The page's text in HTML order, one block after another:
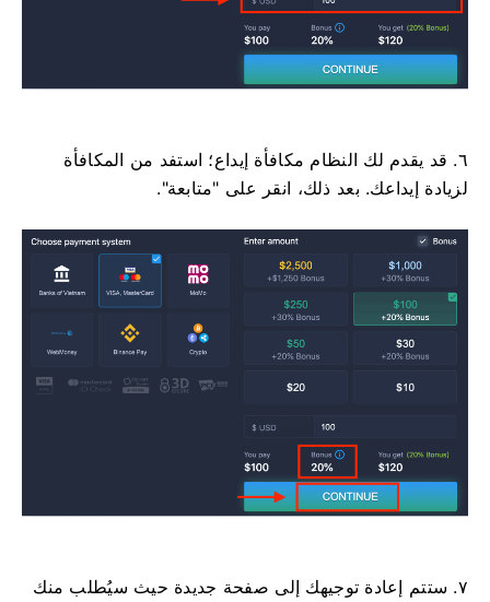
٦. قد يقدم لك النظام مكافأة إيداع؛ استفد من المكافأة
لزيادة إيداعك. بعد ذلك، انقر على "متابعة".
٧. ستتم إعادة توجيهك إلى صفحة جديدة حيث سيُطلب منك